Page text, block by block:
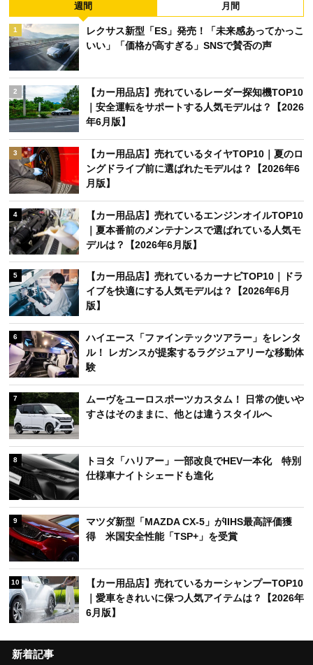
週間 月間
1
レクサス新型「ES」発売！「未来感あってかっこ
いい」「価格が高すぎる」SNSで賛否の声
2
【カー用品店】売れているレーダー探知機TOP10
｜安全運転をサポートする人気モデルは？【2026
年6月版】
3
【カー用品店】売れているタイヤTOP10｜夏のロ
ングドライブ前に選ばれたモデルは？【2026年6
月版】
4
【カー用品店】売れているエンジンオイルTOP10
｜夏本番前のメンテナンスで選ばれている人気モ
デルは？【2026年6月版】
5
【カー用品店】売れているカーナビTOP10｜ドラ
イブを快適にする人気モデルは？【2026年6月
版】
6
ハイエース「ファインテックツアラー」をレンタ
ル！ レガンスが提案するラグジュアリーな移動体
験
7
ムーヴをユーロスポーツカスタム！ 日常の使いや
すさはそのままに、他とは違うスタイルへ
8
トヨタ「ハリアー」一部改良でHEV一本化 特別
仕様車ナイトシェードも進化
9
マツダ新型「MAZDA CX-5」がIIHS最高評価獲
得 米国安全性能「TSP+」を受賞
10
【カー用品店】売れているカーシャンプーTOP10
｜愛車をきれいに保つ人気アイテムは？【2026年
6月版】
新着記事